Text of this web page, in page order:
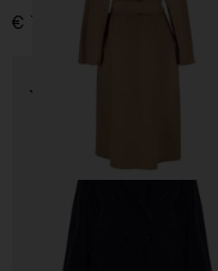
€ 799,00